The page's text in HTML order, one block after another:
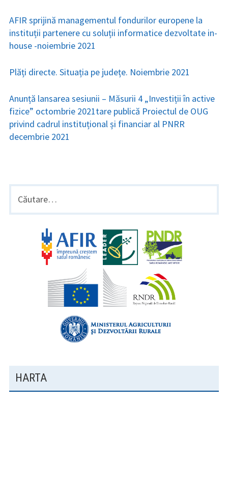
AFIR sprijină managementul fondurilor europene la
instituții partenere cu soluții informatice dezvoltate in-
house -noiembrie 2021
Plăți directe. Situația pe județe. Noiembrie 2021
Anunță lansarea sesiunii – Măsurii 4 „Investiții în active
fizice” octombrie 2021tare publică Proiectul de OUG
privind cadrul instituțional și financiar al PNRR
decembrie 2021
BARA
LATERALĂ
PRINCIPALĂ
Caută
după:
HARTA